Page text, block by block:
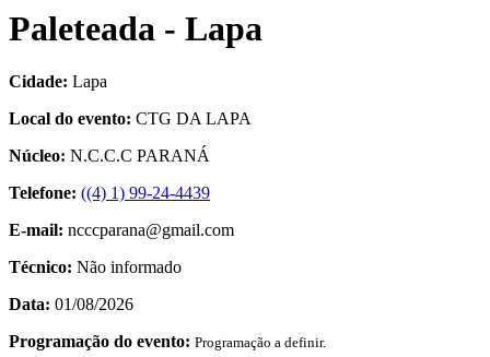
Paleteada - Lapa
Cidade: Lapa
Local do evento: CTG DA LAPA
Núcleo: N.C.C.C PARANÁ
Telefone: ((4) 1) 99-24-4439
E-mail: ncccparana@gmail.com
Técnico: Não informado
Data: 01/08/2026
Programação do evento: Programação a definir.